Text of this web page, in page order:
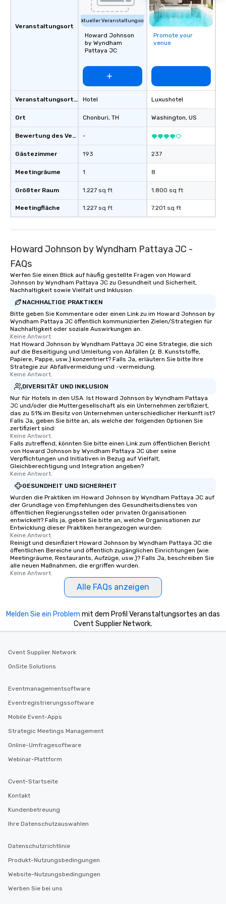
Veranstaltungsort
Veranstaltungsortstyp
Ort
Bewertung des Veranstaltungsortes
Gästezimmer
Meetingräume
Größter Raum
Meetingfläche
Aktueller Veranstaltungsort
Howard Johnson
by Wyndham
Pattaya JC
Hotel
Chonburi, TH
-
193
1
1.227 sq ft
1.227 sq ft
Promote your
venue
Luxushotel
Washington, US
237
8
1.800 sq ft
7.201 sq ft
Howard Johnson by Wyndham Pattaya JC -
FAQs
Werfen Sie einen Blick auf häufig gestellte Fragen von Howard
Johnson by Wyndham Pattaya JC zu Gesundheit und Sicherheit,
Nachhaltigkeit sowie Vielfalt und Inklusion.
NACHHALTIGE PRAKTIKEN
Bitte geben Sie Kommentare oder einen Link zu im Howard Johnson by
Wyndham Pattaya JC öffentlich kommunizierten Zielen/Strategien für
Nachhaltigkeit oder soziale Auswirkungen an.
Keine Antwort.
Hat Howard Johnson by Wyndham Pattaya JC eine Strategie, die sich
auf die Beseitigung und Umleitung von Abfällen (z. B. Kunststoffe,
Papiere, Pappe, usw.) konzentriert? Falls Ja, erläutern Sie bitte Ihre
Strategie zur Abfallvermeidung und -vermeidung.
Keine Antwort.
DIVERSITÄT UND INKLUSION
Nur für Hotels in den USA: Ist Howard Johnson by Wyndham Pattaya
JC und/oder die Muttergesellschaft als ein Unternehmen zertifiziert,
das zu 51% im Besitz von Unternehmen unterschiedlicher Herkunft ist?
Falls Ja, geben Sie bitte an, als welche der folgenden Optionen Sie
zertifiziert sind:
Keine Antwort.
Falls zutreffend, könnten Sie bitte einen Link zum öffentlichen Bericht
von Howard Johnson by Wyndham Pattaya JC über seine
Verpflichtungen und Initiativen in Bezug auf Vielfalt,
Gleichberechtigung und Integration angeben?
Keine Antwort.
GESUNDHEIT UND SICHERHEIT
Wurden die Praktiken im Howard Johnson by Wyndham Pattaya JC auf
der Grundlage von Empfehlungen des Gesundheitsdienstes von
öffentlichen Regierungsstellen oder privaten Organisationen
entwickelt? Falls ja, geben Sie bitte an, welche Organisationen zur
Entwicklung dieser Praktiken herangezogen wurden:
Keine Antwort.
Reinigt und desinfiziert Howard Johnson by Wyndham Pattaya JC die
öffentlichen Bereiche und öffentlich zugänglichen Einrichtungen (wie:
Meetingräume, Restaurants, Aufzüge, usw.)? Falls Ja, beschreiben Sie
alle neuen Maßnahmen, die ergriffen wurden.
Keine Antwort.
Alle FAQs anzeigen
Melden Sie ein Problem mit dem Profil Veranstaltungsortes an das
Cvent Supplier Network.
Cvent Supplier Network
OnSite Solutions
Eventmanagementsoftware
Eventregistrierungssoftware
Mobile Event-Apps
Strategic Meetings Management
Online-Umfragesoftware
Webinar-Plattform
Cvent-Startseite
Kontakt
Kundenbetreuung
Ihre Datenschutzauswahlen
Datenschutzrichtlinie
Produkt-Nutzungsbedingungen
Website-Nutzungsbedingungen
Werben Sie bei uns